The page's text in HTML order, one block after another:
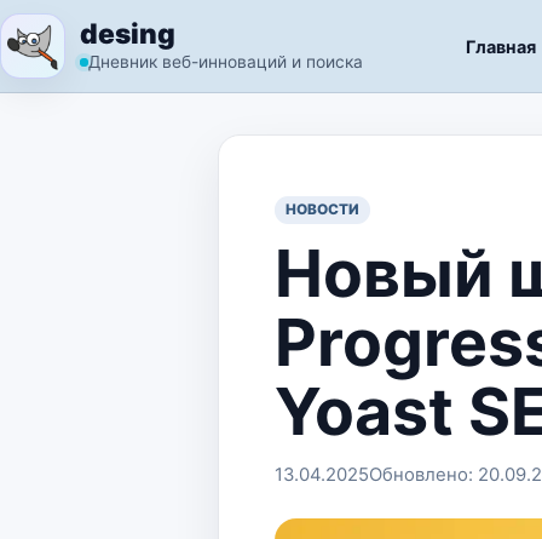
Перейти к содержимому
desing
Дневник веб-инноваций и поиска
Главная
НОВОСТИ
Новый
Yoast
13.04.2025Обновлено: